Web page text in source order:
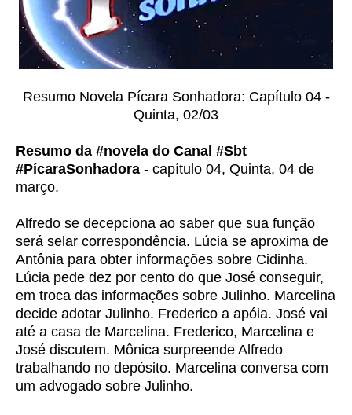
Resumo Novela Pícara Sonhadora: Capítulo 04 -
Quinta, 02/03
Resumo da #novela do Canal #Sbt
#PícaraSonhadora - capítulo 04, Quinta, 04 de
março.
Alfredo se decepciona ao saber que sua função
será selar correspondência. Lúcia se aproxima de
Antônia para obter informações sobre Cidinha.
Lúcia pede dez por cento do que José conseguir,
em troca das informações sobre Julinho. Marcelina
decide adotar Julinho. Frederico a apóia. José vai
até a casa de Marcelina. Frederico, Marcelina e
José discutem. Mônica surpreende Alfredo
trabalhando no depósito. Marcelina conversa com
um advogado sobre Julinho.